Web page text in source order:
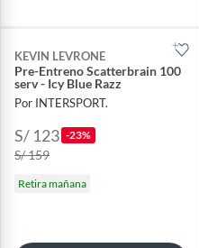
KEVIN LEVRONE
Pre-Entreno Scatterbrain 100
serv - Icy Blue Razz
Por INTERSPORT.
S/ 123 -23%
S/ 159
Retira mañana